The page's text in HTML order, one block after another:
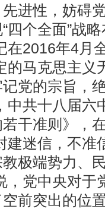
进性，妨碍
四个全面”战
在2016年4月
的马克思主义
党的宗旨，
中共十八届六
干准则》，
建迷信，不准
极端势力、
，党中央对于
前突出的位